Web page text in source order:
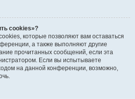
cookies»?
которые позволяют вам оставаться
а также выполняют другие
прочитанных сообщений, если эта
Если вы испытываете
на данной конференции, возможно,